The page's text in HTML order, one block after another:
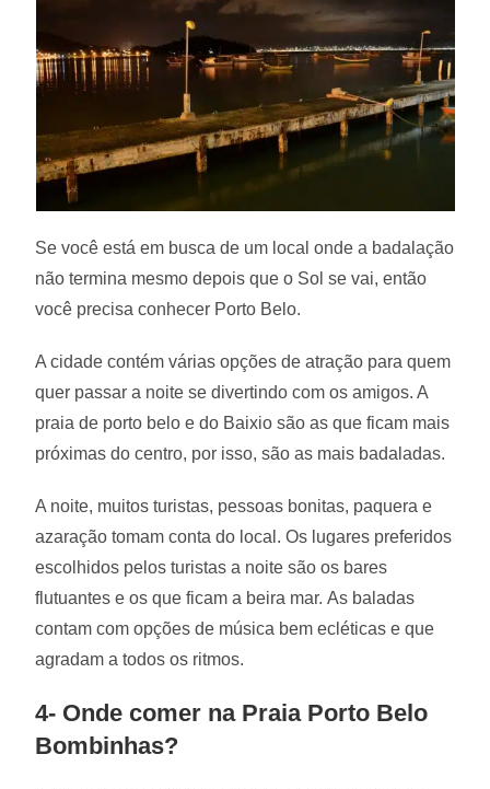
Se você está em busca de um local onde a badalação
não termina mesmo depois que o Sol se vai, então
você precisa conhecer Porto Belo.
A cidade contém várias opções de atração para quem
quer passar a noite se divertindo com os amigos. A
praia de porto belo e do Baixio são as que ficam mais
próximas do centro, por isso, são as mais badaladas.
A noite, muitos turistas, pessoas bonitas, paquera e
azaração tomam conta do local. Os lugares preferidos
escolhidos pelos turistas a noite são os bares
flutuantes e os que ficam a beira mar. As baladas
contam com opções de música bem ecléticas e que
agradam a todos os ritmos.
4- Onde comer na Praia Porto Belo
Bombinhas?